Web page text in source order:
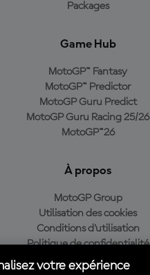
Packages
Game Hub
MotoGP™ Fantasy
MotoGP™ Predictor
MotoGP Guru Predict
MotoGP Guru Racing 25/26
MotoGP™26
À propos
MotoGP Group
Utilisation des cookies
Conditions d'utilisation
Politique de confidentialité
Politique d’achat
votre expérience